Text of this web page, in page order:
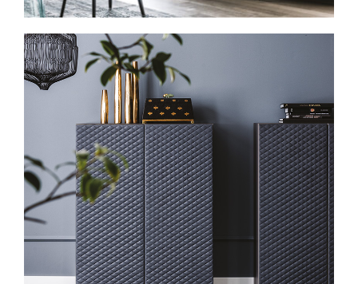
Ormari
DODATCI
VANJSKI